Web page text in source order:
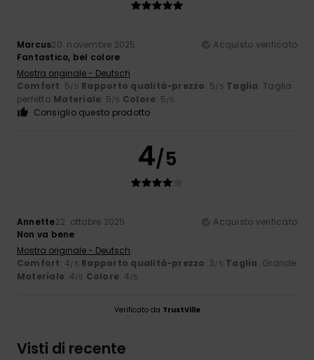
Marcus20. novembre 2025
Acquisto verificato
Fantastico, bel colore
Mostra originale - Deutsch
Comfort: 5/5 Rapporto qualità-prezzo: 5/5 Taglia: Taglia
perfetta Materiale: 5/5 Colore: 5/5
Consiglio questo prodotto
4/5
Annette22. ottobre 2025
Acquisto verificato
Non va bene
Mostra originale - Deutsch
Comfort: 4/5 Rapporto qualità-prezzo: 3/5 Taglia: Grande
Materiale: 4/5 Colore: 4/5
Verificato da TrustVille
Visti di recente